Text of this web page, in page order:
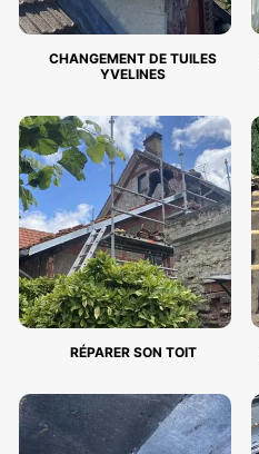
CHANGEMENT DE TUILES
YVELINES
RÉPARER SON TOIT